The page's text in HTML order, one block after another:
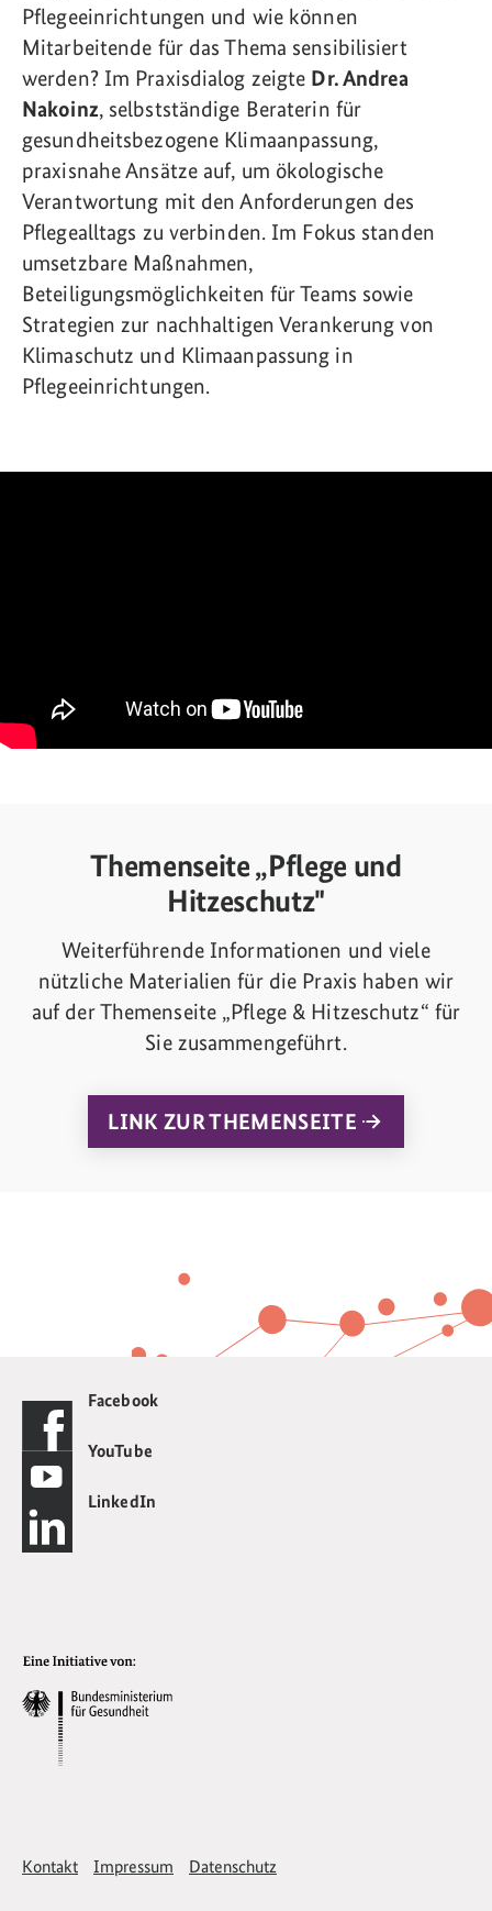
Pflegeeinrichtungen und wie können
Mitarbeitende für das Thema sensibilisiert
werden? Im Praxisdialog zeigte Dr. Andrea
Nakoinz, selbstständige Beraterin für
gesundheitsbezogene Klimaanpassung,
praxisnahe Ansätze auf, um ökologische
Verantwortung mit den Anforderungen des
Pflegealltags zu verbinden. Im Fokus standen
umsetzbare Maßnahmen,
Beteiligungsmöglichkeiten für Teams sowie
Strategien zur nachhaltigen Verankerung von
Klimaschutz und Klimaanpassung in
Pflegeeinrichtungen.
Themenseite „Pflege und
Hitzeschutz"
Weiterführende Informationen und viele
nützliche Materialien für die Praxis haben wir
auf der Themenseite „Pflege & Hitzeschutz“ für
Sie zusammengeführt.
LINK ZUR THEMENSEITE
Facebook
YouTube
LinkedIn
Kontakt Impressum Datenschutz